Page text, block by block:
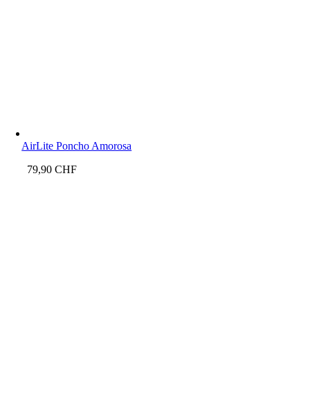
AirLite Poncho Amorosa
79,90CHF